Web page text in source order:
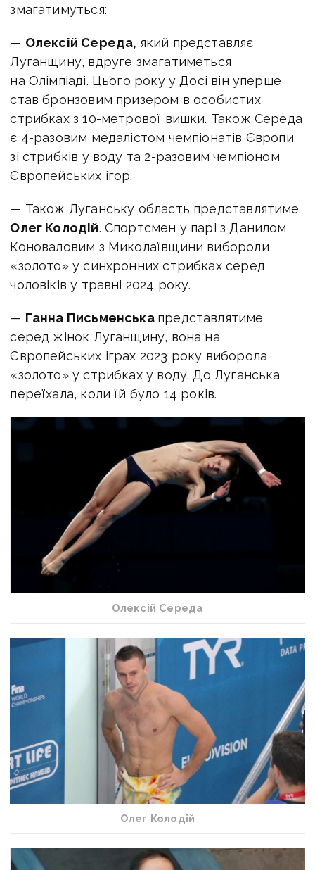
змагатимуться:
— Олексій Середа, який представляє
Луганщину, вдруге змагатиметься
на Олімпіаді. Цього року у Досі він уперше
став бронзовим призером в особистих
стрибках з 10-метрової вишки. Також Середа
є 4-разовим медалістом чемпіонатів Європи
зі стрибків у воду та 2-разовим чемпіоном
Європейських ігор.
— Також Луганську область представлятиме
Олег Колодій. Спортсмен у парі з Данилом
Коноваловим з Миколаївщини вибороли
«золото» у синхронних стрибках серед
чоловіків у травні 2024 року.
— Ганна Письменська представлятиме
серед жінок Луганщину, вона на
Європейських іграх 2023 року виборола
«золото» у стрибках у воду. До Луганська
переїхала, коли їй було 14 років.
Олексій Середа
Олег Колодій